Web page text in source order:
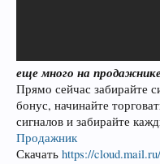
еще много на
Прямо сейчас забирайте
бонус, начинайте
сигналов и забирайте
Продажник
Скачать https://